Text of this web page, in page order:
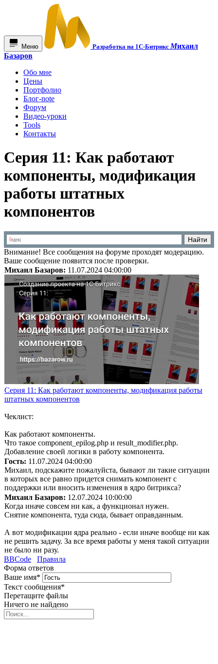
Меню Разработка на 1С-БитриксМихаил
Базаров
Обо мне
Цены
Портфолио
Блог-note
Форум
Видео-уроки
Tools
Контакты
Серия 11: Как работают
компоненты, модификация
работы штатных
компонентов
Внимание! Все сообщения на форуме проходят модерацию.
Ваше сообщение появится после проверки.
Михаил Базаров: 11.07.2024 04:00:00
Серия 11: Как работают компоненты, модификация работы
штатных компонентов
Чеклист:
Как работают компоненты.
Что такое component_epilog.php и result_modifier.php.
Добавление своей логики в работу компонента.
Гость: 11.07.2024 04:00:00
Михаил, подскажите пожалуйста, бывают ли такие ситуации
в которых все равно придется снимать компонент с
поддержки или вносить изменения в ядро битрикса?
Михаил Базаров: 12.07.2024 10:00:00
Когда иначе совсем ни как, а функционал нужен.
Снятие компонента, туда сюда, бывает оправданным.
А вот модификации ядра реально - если иначе вообще ни как
не решить задачу. За все время работы у меня такой ситуации
не было ни разу.
BBCode
Правила
Форма ответов
Ваше имя*
Текст сообщения*
Перетащите файлы
Ничего не найдено